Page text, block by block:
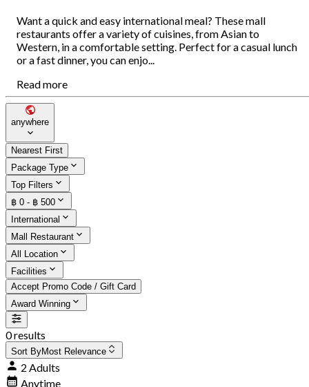
Want a quick and easy international meal? These mall
restaurants offer a variety of cuisines, from Asian to
Western, in a comfortable setting. Perfect for a casual lunch
or a fast dinner, you can enjo...
Read more
anywhere
Nearest First
Package Type
Top Filters
฿ 0 - ฿ 500
International
Mall Restaurant
All Location
Facilities
Accept Promo Code / Gift Card
Award Winning
0 results
Sort ByMost Relevance
2 Adults
Anytime